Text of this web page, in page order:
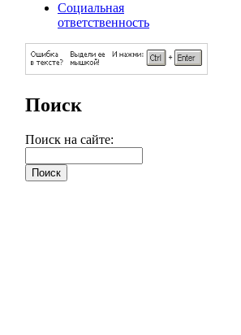
Социальная
ответственность
Поиск
Поиск на сайте: